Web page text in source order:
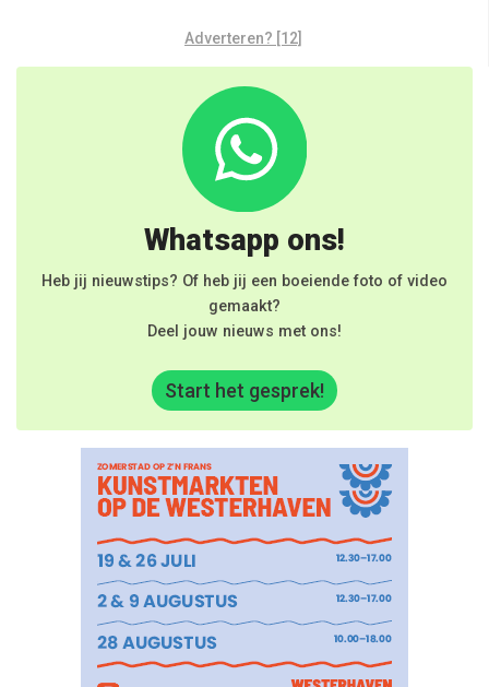
Adverteren? [12]
Whatsapp ons!
Heb jij nieuwstips? Of heb jij een boeiende foto of video
gemaakt?
Deel jouw nieuws met ons!
Start het gesprek!